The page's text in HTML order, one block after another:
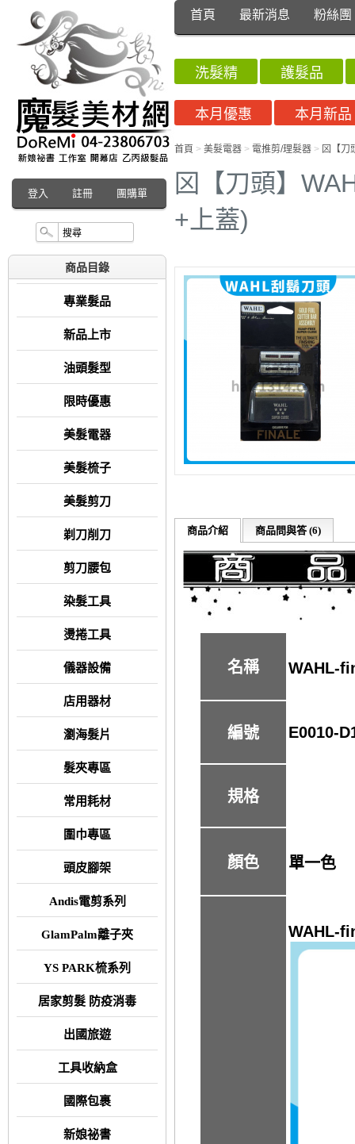
登入 註冊 團購單
首頁 最新消息 粉絲團
商品目錄
專業髮品
新品上市
油頭髮型
限時優惠
美髮電器
美髮梳子
美髮剪刀
剃刀削刀
剪刀腰包
染髮工具
燙捲工具
儀器設備
店用器材
瀏海髮片
髮夾專區
常用耗材
圍巾專區
頭皮腳架
Andis電剪系列
GlamPalm離子夾
YS PARK梳系列
居家剪髮 防疫消毒
出國旅遊
工具收納盒
國際包裹
新娘祕書
洗髮精
護髮品
本月優惠
本月新品
首頁 > 美髮電器 > 電推剪/理髮器 > 龱【刀
龱【刀頭】
+上蓋)
商品介紹 商品問與答 (6)
名稱 WAHL-
編號 E0010-
規格
顏色 單一色
WAHL-